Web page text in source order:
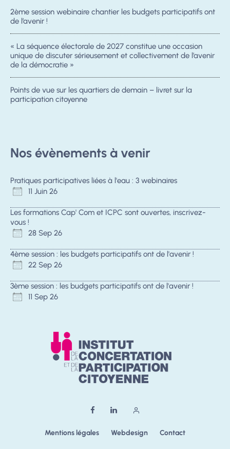
2ème session webinaire chantier les budgets participatifs ont
de l’avenir !
« La séquence électorale de 2027 constitue une occasion
unique de discuter sérieusement et collectivement de l’avenir
de la démocratie »
Points de vue sur les quartiers de demain – livret sur la
participation citoyenne
Nos évènements à venir
Pratiques participatives liées à l'eau : 3 webinaires
11 Juin 26
Les formations Cap' Com et ICPC sont ouvertes, inscrivez-
vous !
28 Sep 26
4ème session : les budgets participatifs ont de l'avenir !
22 Sep 26
3ème session : les budgets participatifs ont de l'avenir !
11 Sep 26
Mentions légales Webdesign Contact